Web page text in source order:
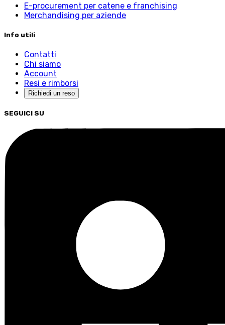
E-procurement per catene e franchising
Merchandising per aziende
Info utili
Contatti
Chi siamo
Account
Resi e rimborsi
Richiedi un reso
SEGUICI SU